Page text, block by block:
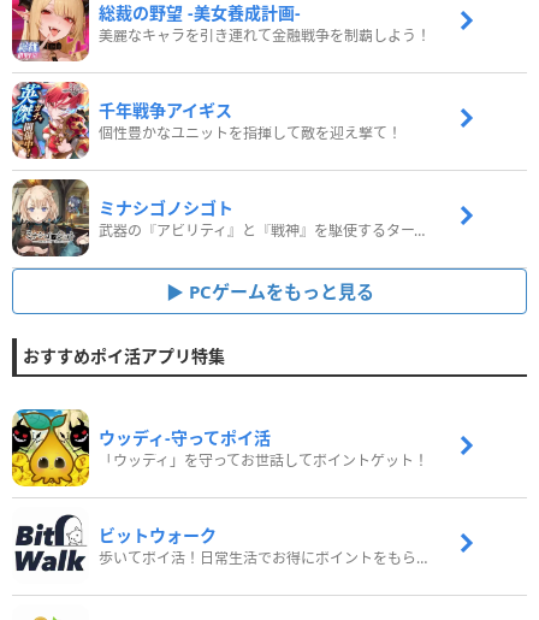
総裁の野望 -美女養成計画-
美麗なキャラを引き連れて金融戦争を制覇しよう！
千年戦争アイギス
個性豊かなユニットを指揮して敵を迎え撃て！
ミナシゴノシゴト
武器の『アビリティ』と『戦神』を駆使するターン制コマンドバトルRPG！
PCゲームをもっと見る
おすすめポイ活アプリ特集
ウッディ‐守ってポイ活
「ウッディ」を守ってお世話してポイントゲット！
ビットウォーク
歩いてポイ活！日常生活でお得にポイントをもらおう